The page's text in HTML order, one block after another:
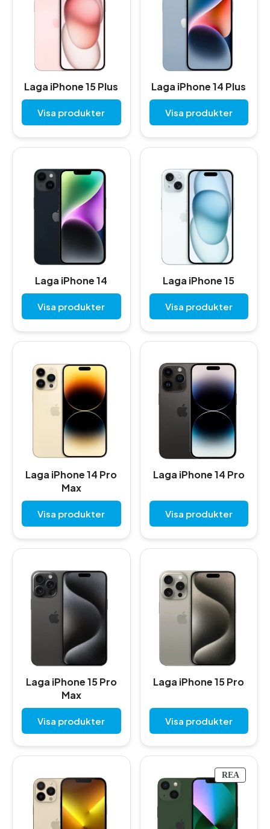
Laga iPhone 15 Plus
Visa produkter
Laga iPhone 14 Plus
Visa produkter
Laga iPhone 14
Visa produkter
Laga iPhone 15
Visa produkter
Laga iPhone 14 Pro
Max
Visa produkter
Laga iPhone 14 Pro
Visa produkter
Laga iPhone 15 Pro
Max
Visa produkter
Laga iPhone 15 Pro
Visa produkter
REAP
R